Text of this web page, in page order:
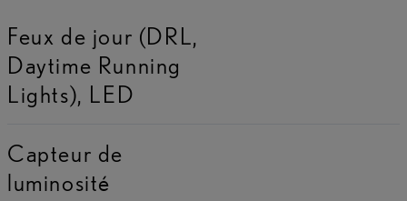
Feux de jour (DRL,
Daytime Running
Lights), LED
Capteur de
luminosité